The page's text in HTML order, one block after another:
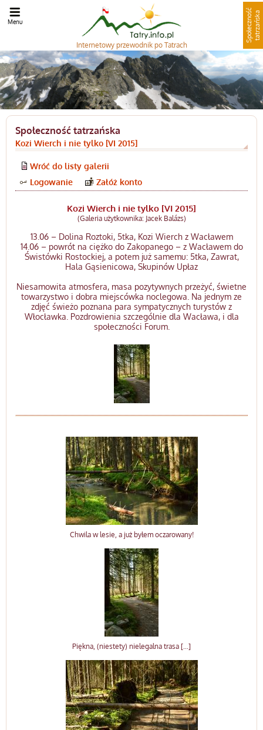
Internetowy przewodnik po Tatrach
S
p
o
ł
e
c
z
n
oś
ć
t
a
t
r
z
a
ń
s
ka
Menu
Społeczność tatrzańska
Kozi Wierch i nie tylko [VI 2015]
Wróć do listy galerii
Logowanie
Załóż konto
Kozi Wierch i nie tylko [VI 2015]
(Galeria użytkownika: Jacek Balázs)
13.06 – Dolina Roztoki, 5tka, Kozi Wierch z Wacławem
14.06 – powrót na ciężko do Zakopanego – z Wacławem do
Świstówki Rostockiej, a potem już samemu: 5tka, Zawrat,
Hala Gąsienicowa, Skupinów Upłaz
Niesamowita atmosfera, masa pozytywnych przeżyć, świetne
towarzystwo i dobra miejscówka noclegowa. Na jednym ze
zdjęć świeżo poznana para sympatycznych turystów z
Włocławka. Pozdrowienia szczególnie dla Wacława, i dla
społeczności Forum.
Chwila w lesie, a już byłem oczarowany!
Piękna, (niestety) nielegalna trasa [...]